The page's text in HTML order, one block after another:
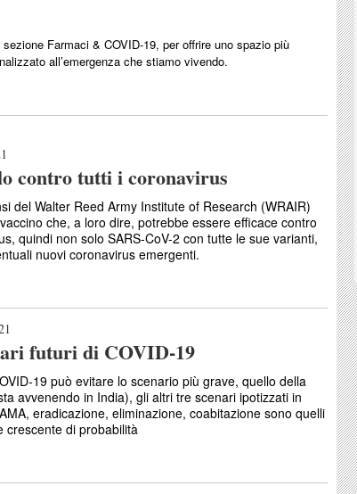
Farmaci & COVID-19, per offrire uno spazio più
all’emergenza che stiamo vivendo.
contro tutti i coronavirus
del Walter Reed Army Institute of Research (WRAIR)
che, a loro dire, potrebbe essere efficace contro
quindi non solo SARS-CoV-2 con tutte le sue varianti,
nuovi coronavirus emergenti.
futuri di COVID-19
19 può evitare lo scenario più grave, quello della
avvenendo in India), gli altri tre scenari ipotizzati in
eradicazione, eliminazione, coabitazione sono quelli
crescente di probabilità